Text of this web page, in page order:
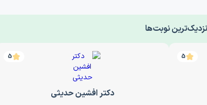
5
5
دکتر افشین حدیثی